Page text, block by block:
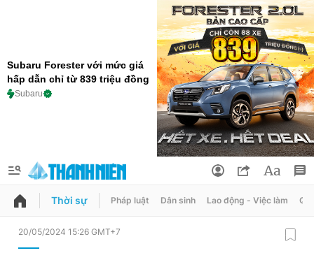
Subaru Forester với mức giá
hấp dẫn chỉ từ 839 triệu đồng
Subaru
QUẢNG CÁO
Thời sự Pháp luật Dân sinh Lao động - Việc làm
20/05/2024 15:26 GMT+7